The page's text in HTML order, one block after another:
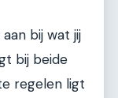
bij wat jij
bij beide
regelen ligt